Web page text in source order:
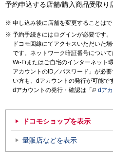
予約申込する店舗/購入商品受取り
申し込み後に店舗を変更することはで
予約手続きにはログインが必要です。
ドコモ回線にてアクセスいただいた
です。ネットワーク暗証番号について
Wi-Fiまたはご自宅のインターネット
アカウントのID／パスワード」が必
い方も、dアカウントの発行が可能で
dアカウントの発行・確認は「
dア
ドコモショップを表示
量販店などを表示